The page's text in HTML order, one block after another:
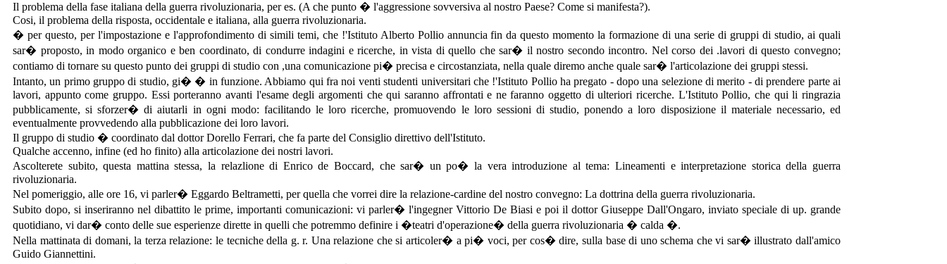
Il problema della fase italiana della guerra rivoluzionaria, per es. (A che punto � l'aggressione sovversiva al nostro Paese? Come si manifesta?).
Cosi, il problema della risposta, occidentale e italiana, alla guerra rivoluzionaria.
� per questo, per l'impostazione e l'approfondimento di simili temi, che !'Istituto Alberto Pollio annuncia fin da questo momento la formazione di una serie di gruppi di studio, ai quali
sar� proposto, in modo organico e ben coordinato, di condurre indagini e ricerche, in vista di quello che sar� il nostro secondo incontro. Nel corso dei .lavori di questo convegno;
contiamo di tornare su questo punto dei gruppi di studio con ,una comunicazione pi� precisa e circostanziata, nella quale diremo anche quale sar� l'articolazione dei gruppi stessi.
Intanto, un primo gruppo di studio, gi� � in funzione. Abbiamo qui fra noi venti studenti universitari che !'Istituto Pollio ha pregato - dopo una selezione di merito - di prendere parte ai
lavori, appunto come gruppo. Essi porteranno avanti l'esame degli argomenti che qui saranno affrontati e ne faranno oggetto di ulteriori ricerche. L'Istituto Pollio, che qui li ringrazia
pubblicamente, si sforzer� di aiutarli in ogni modo: facilitando le loro ricerche, promuovendo le loro sessioni di studio, ponendo a loro disposizione il materiale necessario, ed
eventualmente provvedendo alla pubblicazione dei loro lavori.
Il gruppo di studio � coordinato dal dottor Dorello Ferrari, che fa parte del Consiglio direttivo dell'Istituto.
Qualche accenno, infine (ed ho finito) alla articolazione dei nostri lavori.
Ascolterete subito, questa mattina stessa, la relazlione di Enrico de Boccard, che sar� un po� la vera introduzione al tema: Lineamenti e interpretazione storica della guerra
rivoluzionaria.
Nel pomeriggio, alle ore 16, vi parler� Eggardo Beltrametti, per quella che vorrei dire la relazione-cardine del nostro convegno: La dottrina della guerra rivoluzionaria.
Subito dopo, si inseriranno nel dibattito le prime, importanti comunicazioni: vi parler� l'ingegner Vittorio De Biasi e poi il dottor Giuseppe Dall'Ongaro, inviato speciale di up. grande
quotidiano, vi dar� conto delle sue esperienze dirette in quelli che potremmo definire i �teatri d'operazione� della guerra rivoluzionaria � calda �.
Nella mattinata di domani, la terza relazione: le tecniche della g. r. Una relazione che si articoler� a pi� voci, per cos� dire, sulla base di uno schema che vi sar� illustrato dall'amico
Guido Giannettini.